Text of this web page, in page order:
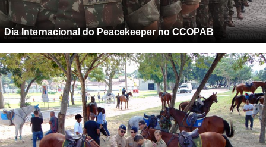
Dia Internacional do Peacekeeper no CCOPAB